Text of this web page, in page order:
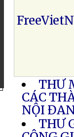
THƯ
CÁC
NỘI
THƯ